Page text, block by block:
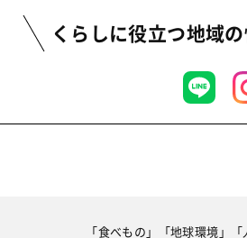
くらしに役立つ地域
「食べもの」「地球環境」